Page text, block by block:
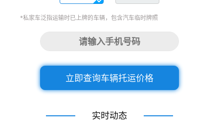
*私家车泛指运输时已上牌的车辆，包含汽车临时牌照
立即查询车辆托运价格
实时动态